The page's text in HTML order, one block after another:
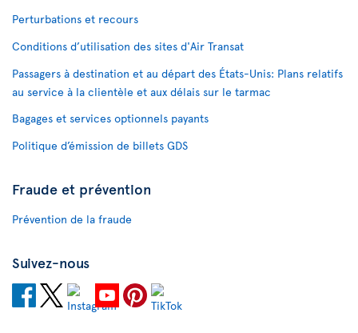
Perturbations et recours
Conditions d’utilisation des sites d'Air Transat
Passagers à destination et au départ des États-Unis: Plans relatifs
au service à la clientèle et aux délais sur le tarmac
Bagages et services optionnels payants
Politique d’émission de billets GDS
Fraude et prévention
Prévention de la fraude
Suivez-nous